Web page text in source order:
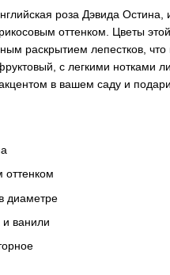
роза Дэвида Остина,
оттенком. Цветы
раскрытием лепестков, что
с легкими нотками
в вашем саду и
оттенком
диаметре
ванили